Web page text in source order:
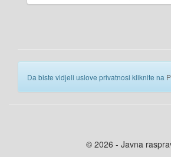
Da biste vidjeli uslove privatnosi kliknite na
© 2026 - Javna